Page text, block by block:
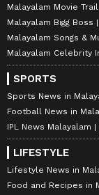
Malayalam Movie
Malayalam Bigg Boss
Malayalam Songs &
Malayalam Celebrity
SPORTS
Sports News in
Football News in
IPL News Malayalam
LIFESTYLE
Lifestyle News in
Food and Recipes in